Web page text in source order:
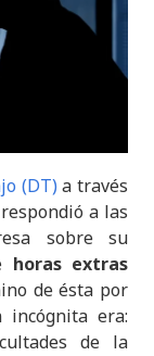
(DT) a través
a las
sobre su
horas extras
de ésta por
incógnita era:
de la